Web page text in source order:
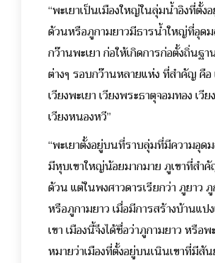
“พะเยาเป็นเมืองใหญ่ในลุ่มน้ำอิงที่ตั้งอ
ด้วนหรือภูกามยาวมีธารน้ำใหญ่ที่อุด
กว๊านพะเยา ก่อให้เกิดการก่อตั้งถิ่นฐา
ต่างๆ รอบกว๊านหลายแห่ง ที่สำคัญ คือ
เวียงพะเยา เวียงพระธาตุจอมทอง เวี
เวียงหนองหวี”
“พะเยาตั้งอยู่บนที่ราบลุ่มที่มีความอุ
มีหุบเขาใหญ่น้อยมากมาย ภูเขาที่สำ
ด้วน แต่ในพงศาวดารเรียกว่า ภูยาว
หรือภูกามยาว เมื่อมีการสร้างบ้านแป
เขา เมืองนี้จึงได้ชื่อว่าภูกามยาว หรือพ
หมายว่าเมืองที่ตั้งอยู่บนเนินเขาที่มีสัน